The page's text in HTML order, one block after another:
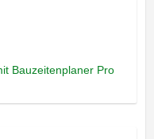
Bauzeitenplaner Pro